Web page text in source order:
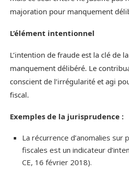
majoration pour manquement
L’élément intentionnel
L’intention de fraude est la clé de
manquement délibéré. Le
conscient de l’irrégularité et agi
fiscal.
Exemples de la jurisprudence :
La récurrence d’anomalies sur
fiscales est un indicateur
CE, 16 février 2018).